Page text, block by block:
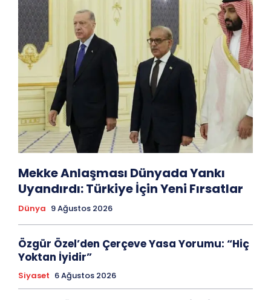
Mekke Anlaşması Dünyada Yankı
Uyandırdı: Türkiye İçin Yeni Fırsatlar
Dünya 9 Ağustos 2026
Özgür Özel’den Çerçeve Yasa Yorumu: “Hiç
Yoktan İyidir”
Siyaset 6 Ağustos 2026